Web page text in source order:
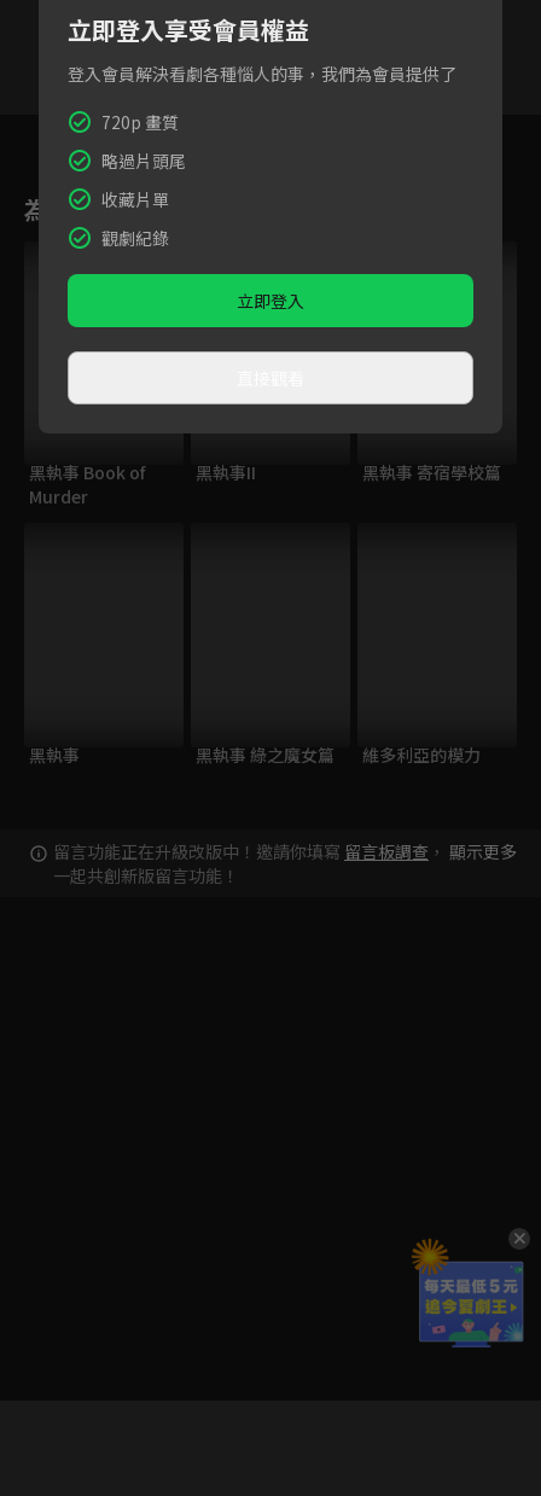
5 6
為您推薦
黑執事 Book of
Murder
黑執事II 黑執事 寄宿學校篇
黑執事 黑執事 綠之魔女篇 維多利亞的模力
留言功能正在升級改版中！邀請你填寫 留言板調查 ，
一起共創新版留言功能！
顯示更多
立即登入享受會員權益
登入會員解決看劇各種惱人的事，我們為會員提供了
720p 畫質
略過片頭尾
收藏片單
觀劇紀錄
立即登入